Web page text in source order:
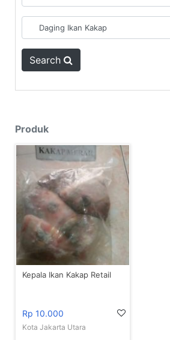
Search
Produk
Kepala Ikan Kakap Retail
Rp 10.000
Kota Jakarta Utara